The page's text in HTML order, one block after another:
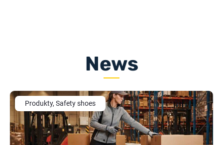
News
Produkty, Safety shoes